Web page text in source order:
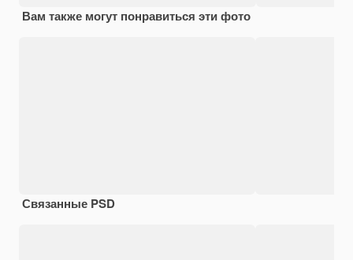
Вам также могут понравиться эти фото
Связанные PSD